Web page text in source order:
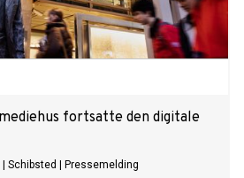
fortsatte den digitale
Schibsted Pressemelding